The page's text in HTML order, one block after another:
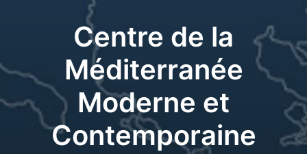
Centre de la
Méditerranée
Moderne et
Contemporaine